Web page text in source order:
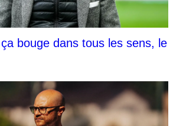
bouge dans tous les sens, le